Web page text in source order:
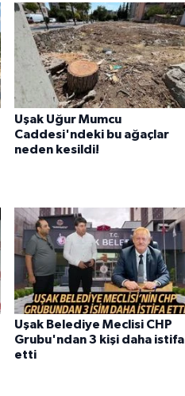
Uşak Uğur Mumcu
Caddesi'ndeki bu ağaçlar
neden kesildi!
Uşak Belediye Meclisi CHP
Grubu'ndan 3 kişi daha istifa
etti